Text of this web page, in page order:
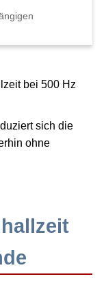
bei 500 Hz
sich die
ohne